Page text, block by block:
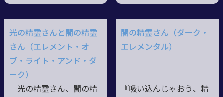
光の精霊さんと闇の精霊
さん（エレメント・オ
ブ・ライト・アンド・ダ
ーク）
『光の精霊さん、闇の精
闇の精霊さん（ダーク・
エレメンタル）
『吸い込んじゃおう、精